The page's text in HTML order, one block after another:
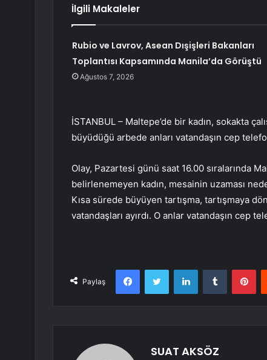
İlgili Makaleler
Rubio ve Lavrov, Asean Dışişleri Bakanları
Toplantısı Kapsamında Manila’da Görüştü
Ağustos 7, 2026
İSTANBUL – Maltepe’de bir kadın, sokakta
büyüdüğü arbede anları vatandaşın cep
Olay, Pazartesi günü saat 16.00 sıralarında
belirlenemeyen kadın, mesainin uzaması
Kısa sürede büyüyen tartışma, tartışmaya
vatandaşları ayırdı. O anlar vatandaşın cep
Paylaş
FacebookTwitter LinkedInTumblr
SUAT AKSÖZ